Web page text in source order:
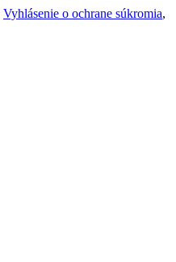
Vyhlásenie o ochrane súkromia,